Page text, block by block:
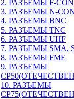
2. РАЗЪЕМЫ F-CON
3. РАЗЪЕМЫ N-
4. РАЗЪЕМЫ BNC
5. РАЗЪЕМЫ TNC
6. РАЗЪЕМЫ UHF
7. РАЗЪЕМЫ SMA,
8. РАЗЪЕМЫ FME
9. РАЗЪЕМЫ
10. РАЗЪЕМЫ